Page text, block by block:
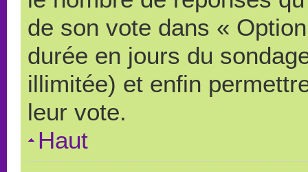
de son vote dans «
durée en jours du
illimitée) et enfin
leur vote.
Haut